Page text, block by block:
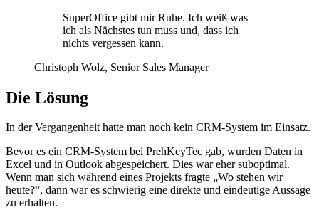
SuperOffice gibt mir Ruhe. Ich weiß was
ich als Nächstes tun muss und, dass ich
nichts vergessen kann.
Christoph Wolz, Senior Sales Manager
Die Lösung
In der Vergangenheit hatte man noch kein CRM-System im Einsatz.
Bevor es ein CRM-System bei PrehKeyTec gab, wurden Daten in
Excel und in Outlook abgespeichert. Dies war eher suboptimal.
Wenn man sich während eines Projekts fragte „Wo stehen wir
heute?“, dann war es schwierig eine direkte und eindeutige Aussage
zu erhalten.